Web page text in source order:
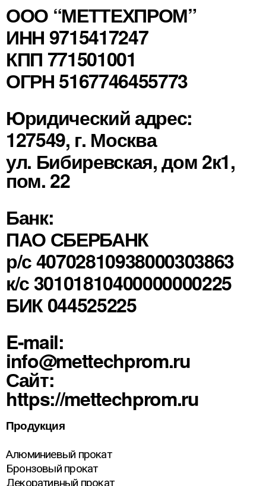
ООО “МЕТТЕХПРОМ”
ИНН 9715417247
КПП 771501001
ОГРН 5167746455773
Юридический адрес:
127549, г. Москва
ул. Бибиревская, дом 2к1,
пом. 22
Банк:
ПАО СБЕРБАНК
р/с 40702810938000303863
к/с 30101810400000000225
БИК 044525225
E-mail:
info@mettechprom.ru
Сайт:
https://mettechprom.ru
Продукция
Алюминиевый прокат
Бронзовый прокат
Декоративный прокат